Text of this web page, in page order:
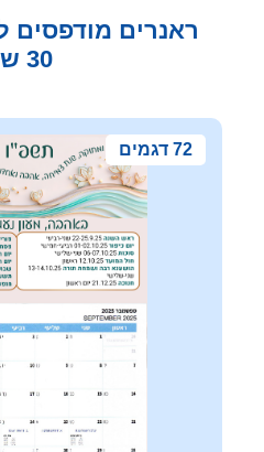
30 שח
72 דגמים